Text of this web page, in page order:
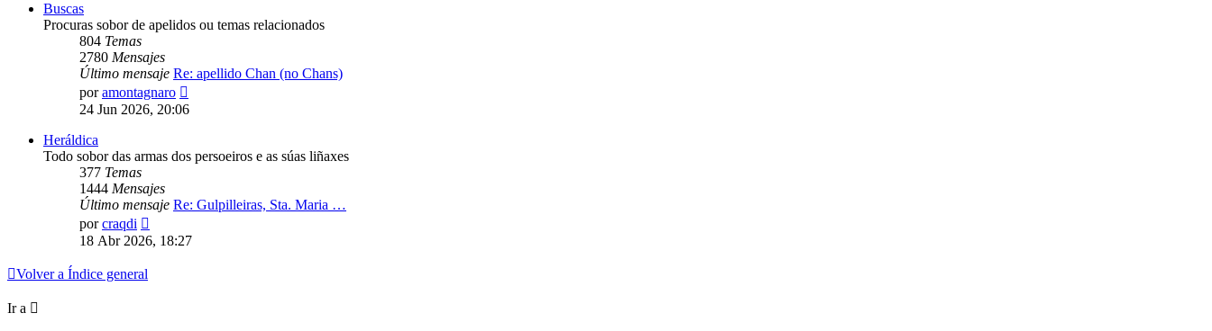
Buscas
Procuras sobor de apelidos ou temas relacionados
804 Temas
2780 Mensajes
Último mensaje Re: apellido Chan (no Chans)
poramontagnaro
último
24 Jun 2026, 20:06
Heráldica
Todo sobor das armas dos persoeiros e as súas liñaxes
377 Temas
1444 Mensajes
Último mensaje Re: Gulpilleiras, Sta. Maria …
porcraqdi
último
mensaje
18 Abr 2026, 18:27
Volver a Índice general
Ir a